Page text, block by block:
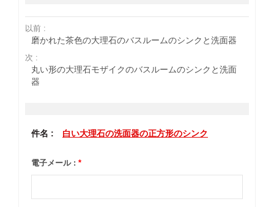
以前 :
磨かれた茶色の大理石のバスルームのシンクと洗面器
次 :
丸い形の大理石モザイクのバスルームのシンクと洗面
器
件名 : 白い大理石の洗面器の正方形のシンク
電子メール : *